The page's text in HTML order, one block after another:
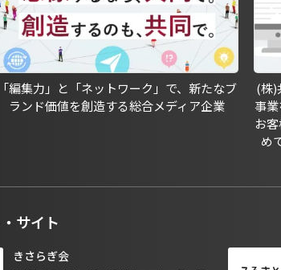
「編集力」と「ネットワーク」で、新たなブ
ランド価値を創造する総合メディア企業
(株)
事
お
め
サイト
きさらぎ会